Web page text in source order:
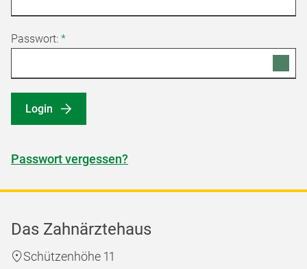
Passwort: *
Login
Passwort vergessen?
Das Zahnärztehaus
Schützenhöhe 11